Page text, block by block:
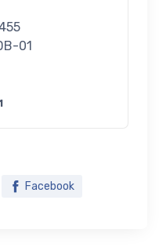
01
Facebook